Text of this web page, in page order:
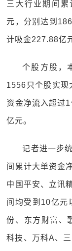
三大行业期间
元，分别达到
计吸金227.88亿
个股方股，
1556只个股实现
资金净流入超过
亿元。
记者进一步
间累计大单资金
中国平安、立讯
间均受到10亿元
份、东方财富、
科技、万科A、